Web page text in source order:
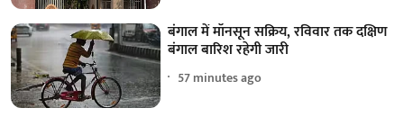
बंगाल में मॉनसून सक्रिय, रविवार तक दक्षिण
बंगाल बारिश रहेगी जारी
57 minutes ago